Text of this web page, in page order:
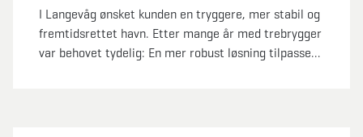
I Langevåg ønsket kunden en tryggere, mer stabil og
fremtidsrettet havn. Etter mange år med trebrygger
var behovet tydelig: En mer robust løsning tilpasset